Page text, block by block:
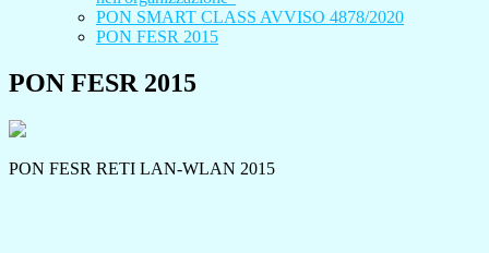
PON SMART CLASS AVVISO 4878/2020
PON FESR 2015
PON FESR 2015
PON FESR RETI LAN-WLAN 2015